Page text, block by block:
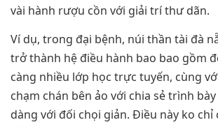
vài hành rượu cồn với giải trí thư dãn.
Ví dụ, trong đại bệnh, núi thần tài đà
trở thành hệ điều hành bao bao gồm
càng nhiều lớp học trực tuyến, cùng
chạm chán bên ảo với chia sẻ trình
dàng với đối chọi giản. Điều này ko